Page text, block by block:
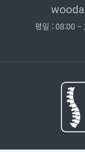
평일 : 08:00